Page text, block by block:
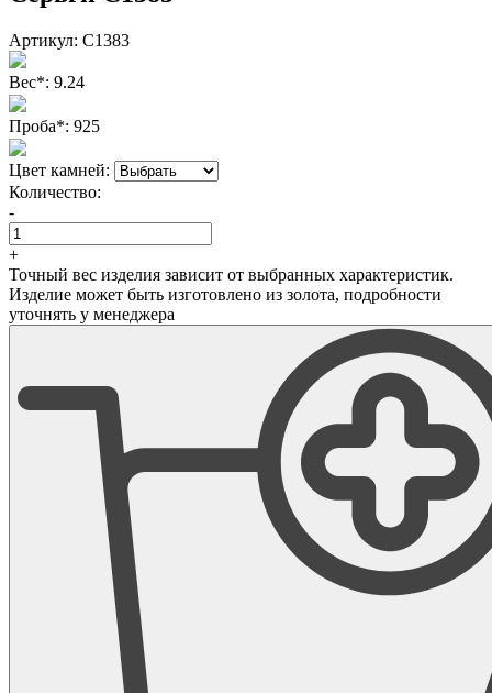
Артикул: С1383
Вес*: 9.24
Проба*: 925
Цвет камней:
Количество:
-
+
Точный вес изделия зависит от выбранных характеристик.
Изделие может быть изготовлено из золота, подробности
уточнять у менеджера